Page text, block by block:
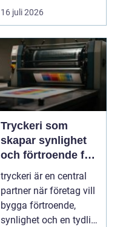
n&aum...
16 juli 2026
Tryckeri som
skapar synlighet
och förtroende för
ditt företag
tryckeri är en central
partner när företag vill
bygga förtroende,
synlighet och en tydlig